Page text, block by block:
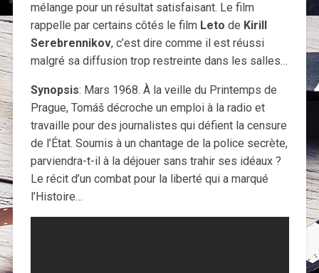
mélange pour un résultat satisfaisant. Le film
rappelle par certains côtés le film Leto de Kirill
Serebrennikov, c’est dire comme il est réussi
malgré sa diffusion trop restreinte dans les salles…
Synopsis: Mars 1968. À la veille du Printemps de
Prague, Tomáš décroche un emploi à la radio et
travaille pour des journalistes qui défient la censure
de l’État. Soumis à un chantage de la police secrète,
parviendra-t-il à la déjouer sans trahir ses idéaux ?
Le récit d’un combat pour la liberté qui a marqué
l’Histoire…